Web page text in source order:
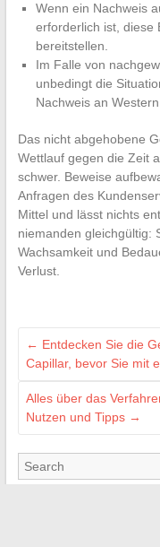
Wenn ein Nachweis
erforderlich ist, diese
bereitstellen.
Im Falle von
unbedingt die
Nachweis an
Das nicht abgehobene
Wettlauf gegen die Zeit
schwer. Beweise
Anfragen des
Mittel und lässt nichts
niemanden gleichgültig:
Wachsamkeit und
Verlust.
← Entdecken Sie die
Capillar, bevor Sie mit
Alles über das
Nutzen und Tipps →